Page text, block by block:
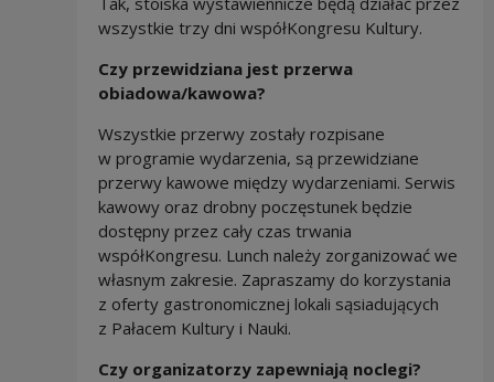
wszystkie trzy dni współKongresu Kultury.
Czy przewidziana jest przerwa
obiadowa/kawowa?
Wszystkie przerwy zostały rozpisane
w programie wydarzenia, są przewidziane
przerwy kawowe między wydarzeniami. Serwis
kawowy oraz drobny poczęstunek będzie
dostępny przez cały czas trwania
współKongresu. Lunch należy zorganizować we
własnym zakresie. Zapraszamy do korzystania
z oferty gastronomicznej lokali sąsiadujących
z Pałacem Kultury i Nauki.
Czy organizatorzy zapewniają noclegi?